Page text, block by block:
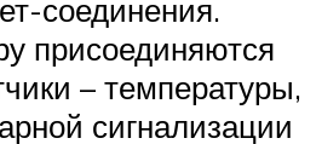
соединения.
присоединяются
– температуры,
сигнализации